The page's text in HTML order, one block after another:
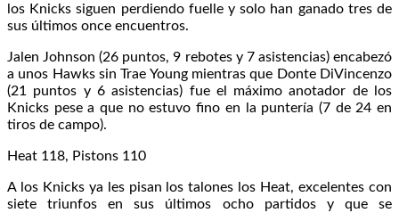
los Knicks siguen perdiendo fuelle y solo han ganado tres de
sus últimos once encuentros.
Jalen Johnson (26 puntos, 9 rebotes y 7 asistencias) encabezó
a unos Hawks sin Trae Young mientras que Donte DiVincenzo
(21 puntos y 6 asistencias) fue el máximo anotador de los
Knicks pese a que no estuvo fino en la puntería (7 de 24 en
tiros de campo).
Heat 118, Pistons 110
A los Knicks ya les pisan los talones los Heat, excelentes con
siete triunfos en sus últimos ocho partidos y que se